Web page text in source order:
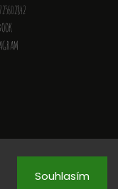
Souhlasím